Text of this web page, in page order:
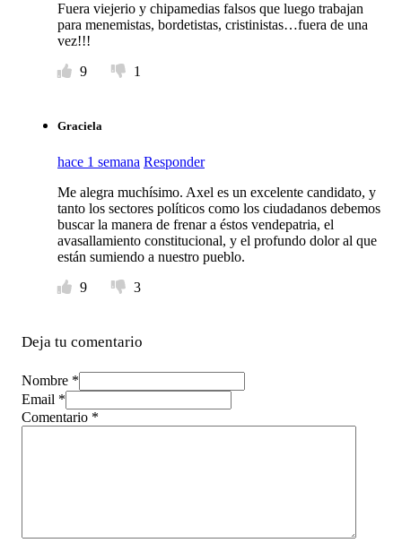
Fuera viejerio y chipamedias falsos que luego trabajan
para menemistas, bordetistas, cristinistas…fuera de una
vez!!!
9
1
Graciela
hace 1 semana Responder
Me alegra muchísimo. Axel es un excelente candidato, y
tanto los sectores políticos como los ciudadanos debemos
buscar la manera de frenar a éstos vendepatria, el
avasallamiento constitucional, y el profundo dolor al que
están sumiendo a nuestro pueblo.
9
3
Deja tu comentario
Nombre *
Email *
Comentario *